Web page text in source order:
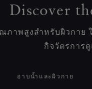
Discover
าพสูงสำหรับผิวกาย
กิจวัตรการ
อาบน้ำและผิวกาย